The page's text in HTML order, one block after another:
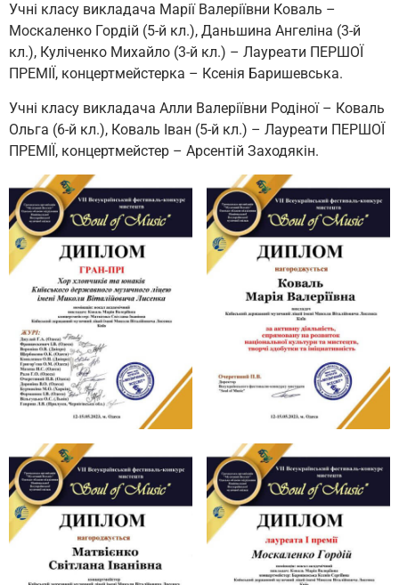
Учні класу викладача Марії Валеріївни Коваль –
Москаленко Гордій (5-й кл.), Даньшина Ангеліна (3-й
кл.), Куліченко Михайло (3-й кл.) – Лауреати ПЕРШОЇ
ПРЕМІЇ, концертмейстерка – Ксенія Баришевська.
Учні класу викладача Алли Валеріївни Родіної – Коваль
Ольга (6-й кл.), Коваль Іван (5-й кл.) – Лауреати ПЕРШОЇ
ПРЕМІЇ, концертмейстер – Арсентій Заходякін.